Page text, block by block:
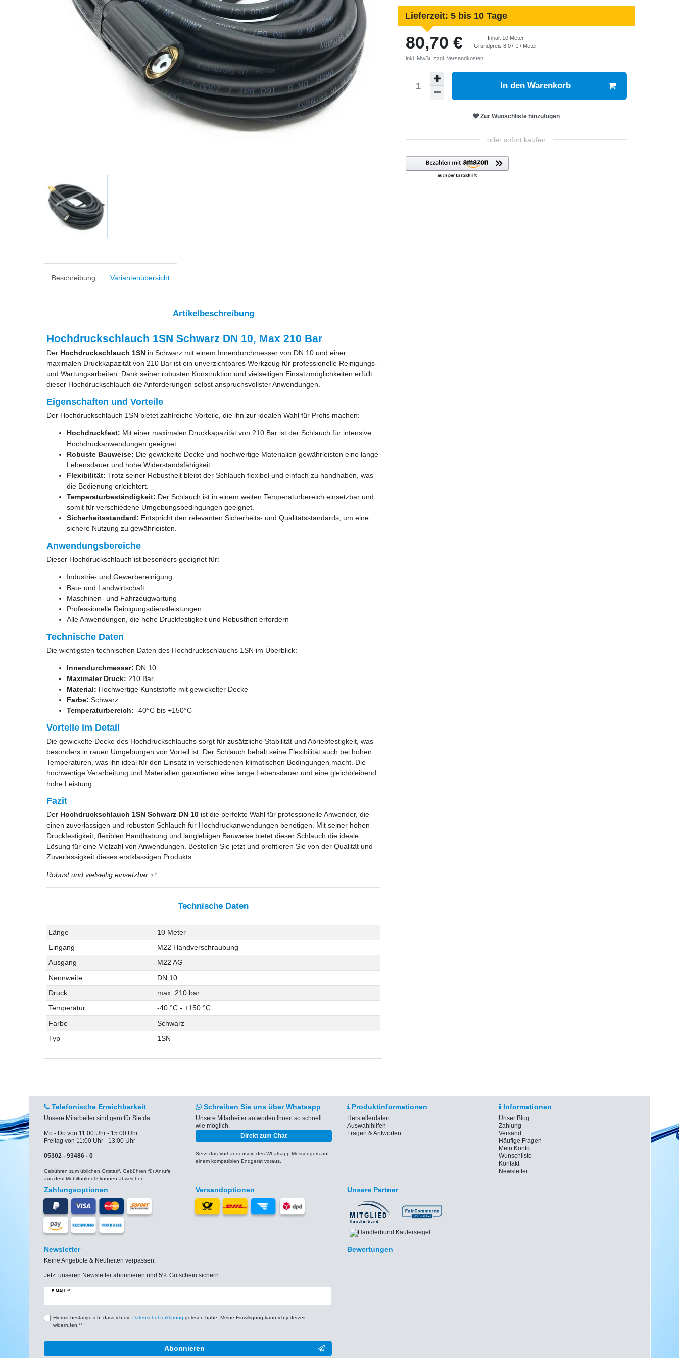
Lieferzeit: 5 bis 10 Tage
80,70 € Inhalt 10 Meter
Grundpreis8,07 € / Meter
inkl. MwSt. zzgl. Versandkosten
In den Warenkorb
Zur Wunschliste hinzufügen
oder sofort kaufen
Beschreibung Variantenübersicht
Artikelbeschreibung
Hochdruckschlauch 1SN Schwarz DN 10, Max 210 Bar
Der Hochdruckschlauch 1SNin Schwarz mit einem Innendurchmesser von DN 10 und einer
maximalen Druckkapazität von 210 Bar ist ein unverzichtbares Werkzeug für professionelle Reinigungs-
und Wartungsarbeiten. Dank seiner robusten Konstruktion und vielseitigen Einsatzmöglichkeiten erfüllt
dieser Hochdruckschlauch die Anforderungen selbst anspruchsvollster Anwendungen.
Eigenschaften und Vorteile
Der Hochdruckschlauch 1SN bietet zahlreiche Vorteile, die ihn zur idealen Wahl für Profis machen:
Hochdruckfest: Mit einer maximalen Druckkapazität von 210 Bar ist der Schlauch für intensive
Hochdruckanwendungen geeignet.
Robuste Bauweise: Die gewickelte Decke und hochwertige Materialien gewährleisten eine lange
Lebensdauer und hohe Widerstandsfähigkeit.
Flexibilität: Trotz seiner Robustheit bleibt der Schlauch flexibel und einfach zu handhaben, was
die Bedienung erleichtert.
Temperaturbeständigkeit: Der Schlauch ist in einem weiten Temperaturbereich einsetzbar und
somit für verschiedene Umgebungsbedingungen geeignet.
Sicherheitsstandard: Entspricht den relevanten Sicherheits- und Qualitätsstandards, um eine
sichere Nutzung zu gewährleisten.
Anwendungsbereiche
Dieser Hochdruckschlauch ist besonders geeignet für:
Industrie- und Gewerbereinigung
Bau- und Landwirtschaft
Maschinen- und Fahrzeugwartung
Professionelle Reinigungsdienstleistungen
Alle Anwendungen, die hohe Druckfestigkeit und Robustheit erfordern
Technische Daten
Die wichtigsten technischen Daten des Hochdruckschlauchs 1SN im Überblick:
Innendurchmesser: DN 10
Maximaler Druck: 210 Bar
Material: Hochwertige Kunststoffe mit gewickelter Decke
Farbe: Schwarz
Temperaturbereich: -40°C bis +150°C
Vorteile im Detail
Die gewickelte Decke des Hochdruckschlauchs sorgt für zusätzliche Stabilität und Abriebfestigkeit, was
besonders in rauen Umgebungen von Vorteil ist. Der Schlauch behält seine Flexibilität auch bei hohen
Temperaturen, was ihn ideal für den Einsatz in verschiedenen klimatischen Bedingungen macht. Die
hochwertige Verarbeitung und Materialien garantieren eine lange Lebensdauer und eine gleichbleibend
hohe Leistung.
Fazit
Der Hochdruckschlauch 1SN Schwarz DN 10ist die perfekte Wahl für professionelle Anwender, die
einen zuverlässigen und robusten Schlauch für Hochdruckanwendungen benötigen. Mit seiner hohen
Druckfestigkeit, flexiblen Handhabung und langlebigen Bauweise bietet dieser Schlauch die ideale
Lösung für eine Vielzahl von Anwendungen. Bestellen Sie jetzt und profitieren Sie von der Qualität und
Zuverlässigkeit dieses erstklassigen Produkts.
Robust und vielseitig einsetzbar ✅
Technische Daten
Länge
10 Meter
Eingang
M22 Handverschraubung
Ausgang
M22 AG
Nennweite
DN 10
Druck
max. 210 bar
Temperatur
-40 °C - +150 °C
Farbe
Schwarz
Typ
1SN
Telefonische Erreichbarkeit
Unsere Mitarbeiter sind gern für Sie da.
Mo - Do von 11:00 Uhr - 15:00 Uhr
Freitag von 11:00 Uhr - 13:00 Uhr
05302 - 93486 - 0
Gebühren zum üblichen Ortstarif. Gebühren für Anrufe
aus dem Mobilfunknetz können abweichen.
Schreiben Sie uns über Whatsapp
Unsere Mitarbeiter antworten Ihnen so schnell
wie möglich.
Direkt zum Chat
Setzt das Vorhandensein des Whatsapp-Messengers auf
einem kompatiblen Endgerät voraus.
Produktinformationen
Herstellerdaten
Auswahlhilfen
Fragen & Antworten
Informationen
Unser Blog
Zahlung
Versand
Häufige Fragen
Mein Konto
Wunschliste
Kontakt
Newsletter
Zahlungsoptionen Versandoptionen Unsere Partner
Newsletter
Keine Angebote & Neuheiten verpassen.
Jetzt unseren Newsletter abonnieren und 5% Gutschein sichern.
E-MAIL **
Newsletter
Hiermit bestätige ich, dass ich die Daten­schutz­erklärung gelesen habe. Meine Einwilligung kann ich jederzeit
widerrufen.**
Abonnieren
Bewertungen